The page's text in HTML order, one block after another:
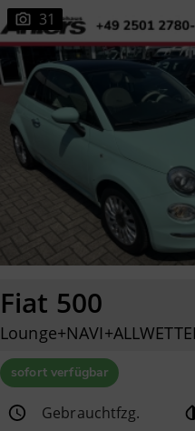
31
Fiat 500
sofort verfügbar
Gebrauchtfzg.